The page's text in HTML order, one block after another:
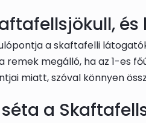
a skaftafelli
megálló, ha az 1-es
miatt, szóval könnyen
a